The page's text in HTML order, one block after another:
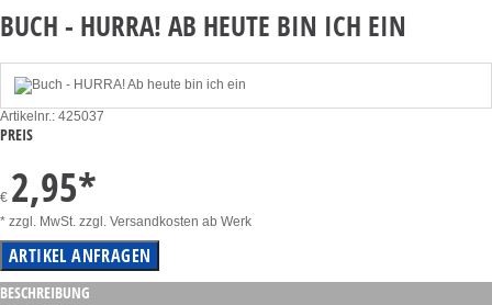
BUCH - HURRA! AB HEUTE BIN ICH EIN
Artikelnr.: 425037
PREIS
€ 2,95*
* zzgl. MwSt. zzgl. Versandkosten ab Werk
BESCHREIBUNG